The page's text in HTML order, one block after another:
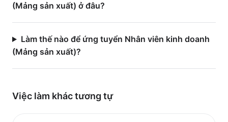
(Mảng sản xuất) ở đâu?
Làm thế nào để ứng tuyển Nhân viên kinh doanh
(Mảng sản xuất)?
Việc làm kháctương tự